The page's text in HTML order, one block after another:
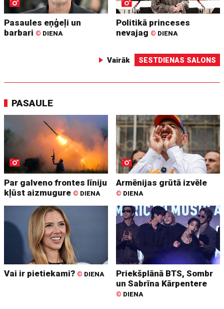
Pasaules eņģeļi un
barbari © DIENA
Politikā princeses
nevajag © DIENA
Vairāk SESTDIENAS SALONS
PASAULE
Par galveno frontes līniju
kļūst aizmugure © DIENA
Armēnijas grūtā izvēle
© DIENA
Vai ir pietiekami? © DIENA
Priekšplānā BTS, Sombr
un Sabrīna Kārpentere
© DIENA